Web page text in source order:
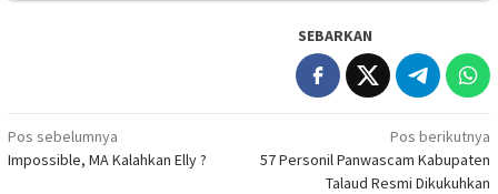
SEBARKAN
Navigasi
pos
Pos sebelumnya
Impossible, MA Kalahkan Elly ?
Pos berikutnya
57 Personil Panwascam Kabupaten
Talaud Resmi Dikukuhkan